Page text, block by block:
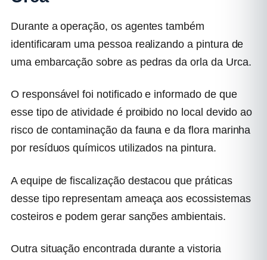
Durante a operação, os agentes também
identificaram uma pessoa realizando a pintura de
uma embarcação sobre as pedras da orla da Urca.
O responsável foi notificado e informado de que
esse tipo de atividade é proibido no local devido ao
risco de contaminação da fauna e da flora marinha
por resíduos químicos utilizados na pintura.
A equipe de fiscalização destacou que práticas
desse tipo representam ameaça aos ecossistemas
costeiros e podem gerar sanções ambientais.
Outra situação encontrada durante a vistoria